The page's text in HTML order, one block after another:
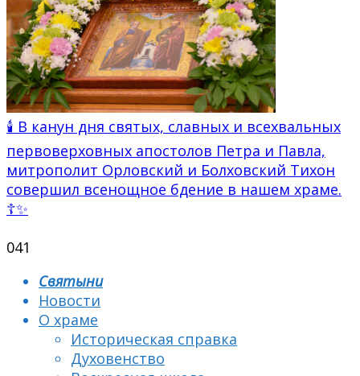
🕯 В канун дня святых, славных и всехвальных
первоверховных апостолов Петра и Павла,
митрополит Орловский и Болховский Тихон
совершил всенощное бдение в нашем храме.
☦✨
041
Святыни
Новости
О храме
Историческая справка
Духовенство